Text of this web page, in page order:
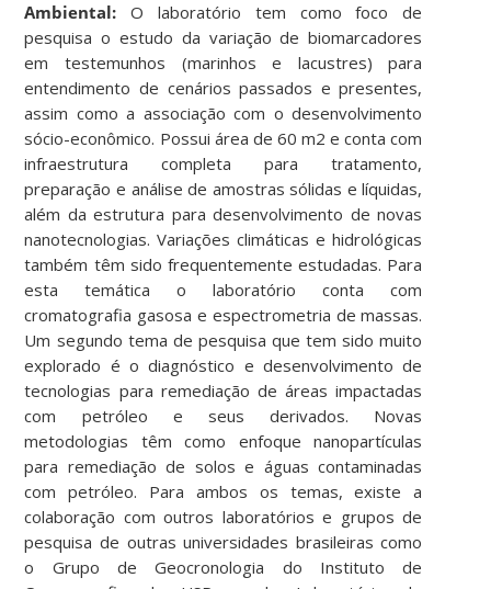
Ambiental: O laboratório tem como foco de
pesquisa o estudo da variação de biomarcadores
em testemunhos (marinhos e lacustres) para
entendimento de cenários passados e presentes,
assim como a associação com o desenvolvimento
sócio-econômico. Possui área de 60 m2 e conta com
infraestrutura completa para tratamento,
preparação e análise de amostras sólidas e líquidas,
além da estrutura para desenvolvimento de novas
nanotecnologias. Variações climáticas e hidrológicas
também têm sido frequentemente estudadas. Para
esta temática o laboratório conta com
cromatografia gasosa e espectrometria de massas.
Um segundo tema de pesquisa que tem sido muito
explorado é o diagnóstico e desenvolvimento de
tecnologias para remediação de áreas impactadas
com petróleo e seus derivados. Novas
metodologias têm como enfoque nanopartículas
para remediação de solos e águas contaminadas
com petróleo. Para ambos os temas, existe a
colaboração com outros laboratórios e grupos de
pesquisa de outras universidades brasileiras como
o Grupo de Geocronologia do Instituto de